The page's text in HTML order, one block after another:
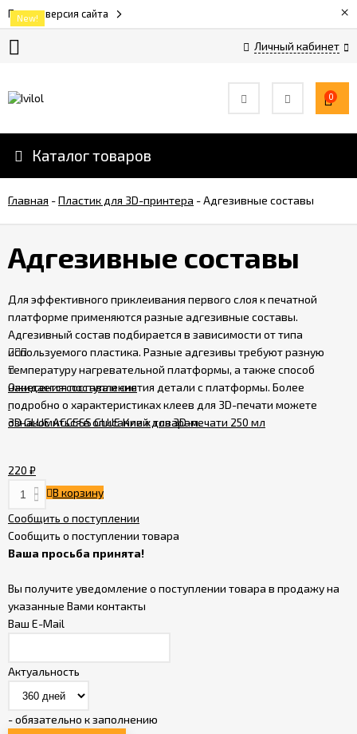
Полная версия сайта ×
Личный кабинет
и
скидки
Услуги
связь
Вакансии
Дилеры
Политика
конфиденциальности
0
Каталог товаров
Главная -Пластик для 3D-принтера -Адгезивные составы
Адгезивные составы
Для эффективного приклеивания первого слоя к печатной
платформе применяются разные адгезивные составы.
Адгезивный состав подбирается в зависимости от типа
используемого пластика. Разные адгезивы требуют разную
температуру нагревательной платформы, а также способ
нанесения состава и снятия детали с платформы. Более
подробно о характеристиках клеев для 3D-печати можете
ознакомиться в описании к товарам.
Ожидается поступление
3D GLUE ACCESS GLUE Клей для 3D-печати 250 мл
220 ₽
В корзину
Сообщить о поступлении
Сообщить о поступлении товара
Ваша просьба принята!
Вы получите уведомление о поступлении товара в продажу на
указанные Вами контакты
Ваш E-Mail
Актуальность
- обязательно к заполнению
New!
New!
New!